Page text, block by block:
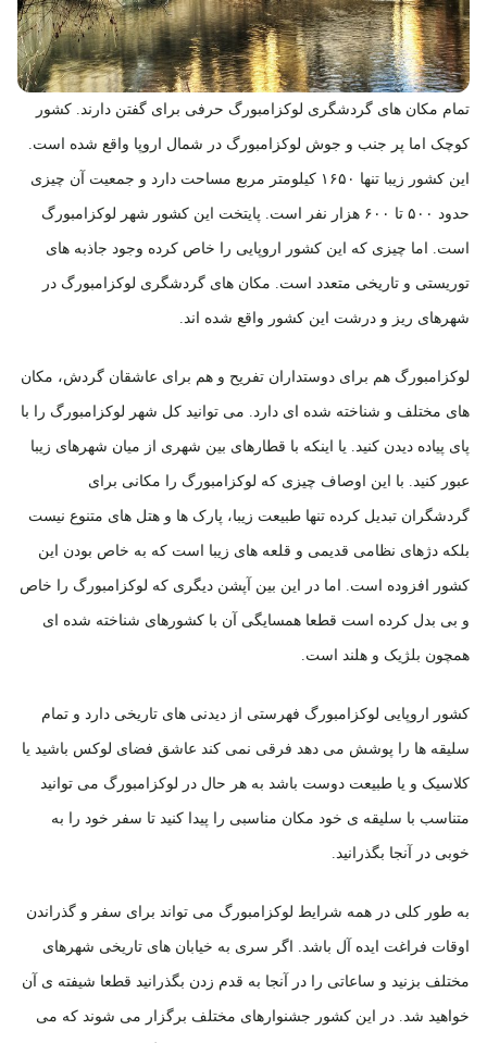
تمام مکان های گردشگری لوکزامبورگ حرفی برای گفتن دارند. کشور
کوچک اما پر جنب و جوش لوکزامبورگ در شمال اروپا واقع شده است.
این کشور زیبا تنها ۱۶۵۰ کیلومتر مربع مساحت دارد و جمعیت آن چیزی
حدود ۵۰۰ تا ۶۰۰ هزار نفر است. پایتخت این کشور شهر لوکزامبورگ
است. اما چیزی که این کشور اروپایی را خاص کرده وجود جاذبه های
توریستی و تاریخی متعدد است. مکان های گردشگری لوکزامبورگ در
شهرهای ریز و درشت این کشور واقع شده اند.
لوکزامبورگ هم برای دوستداران تفریح و هم برای عاشقان گردش، مکان
های مختلف و شناخته شده ای دارد. می توانید کل شهر لوکزامبورگ را با
پای پیاده دیدن کنید. یا اینکه با قطارهای بین شهری از میان شهرهای زیبا
عبور کنید. با این اوصاف چیزی که لوکزامبورگ را مکانی برای
گردشگران تبدیل کرده تنها طبیعت زیبا، پارک ها و هتل های متنوع نیست
بلکه دژهای نظامی قدیمی و قلعه های زیبا است که به خاص بودن این
کشور افزوده است. اما در این بین آپشن دیگری که لوکزامبورگ را خاص
و بی بدل کرده است قطعا همسایگی آن با کشورهای شناخته شده ای
همچون بلژیک و هلند است.
کشور اروپایی لوکزامبورگ فهرستی از دیدنی های تاریخی دارد و تمام
سلیقه ها را پوشش می دهد فرقی نمی کند عاشق فضای لوکس باشید یا
کلاسیک و یا طبیعت دوست باشد به هر حال در لوکزامبورگ می توانید
متناسب با سلیقه ی خود مکان مناسبی را پیدا کنید تا سفر خود را به
خوبی در آنجا بگذرانید.
به طور کلی در همه شرایط لوکزامبورگ می تواند برای سفر و گذراندن
اوقات فراغت ایده آل باشد. اگر سری به خیابان های تاریخی شهرهای
مختلف بزنید و ساعاتی را در آنجا به قدم زدن بگذرانید قطعا شیفته ی آن
خواهید شد. در این کشور جشنوارهای مختلف برگزار می شوند که می